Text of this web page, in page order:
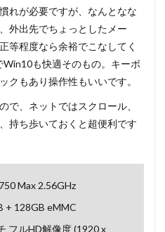
れが必要ですが、なんとなな
外出先でちょっとしたメー
等程度なら余裕でこなしてく
も快適そのもの。キーボ
クもあり操作性もいいです。
で、ネットではスクロール、
持ち歩いておくと超便利です
Max 2.56GHz
+ 128GB eMMC
フルHD解像度 (1920 x